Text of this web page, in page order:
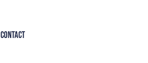
Contact